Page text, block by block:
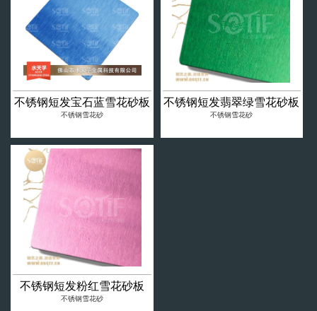
不锈钢短发宝石蓝雪花砂板
不锈钢雪花砂
不锈钢短发翡翠绿雪花砂板
不锈钢雪花砂
不锈钢短发粉红雪花砂板
不锈钢雪花砂